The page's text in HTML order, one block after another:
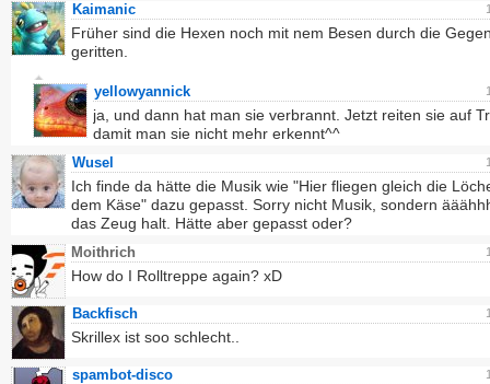
Kaimanic
Früher sind die Hexen noch mit nem Besen durch die
geritten.
yellowyannick
ja, und dann hat man sie verbrannt. Jetzt reiten sie auf
damit man sie nicht mehr erkennt^^
Wusel
Ich finde da hätte die Musik wie "Hier fliegen gleich die
dem Käse" dazu gepasst. Sorry nicht Musik, sondern
das Zeug halt. Hätte aber gepasst oder?
Moithrich
How do I Rolltreppe again? xD
Backfisch
Skrillex ist soo schlecht..
spambot-disco